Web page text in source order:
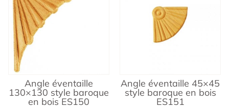
Angle éventaille
130×130 style baroque
en bois ES150
Angle éventaille 45×45
style baroque en bois
ES151